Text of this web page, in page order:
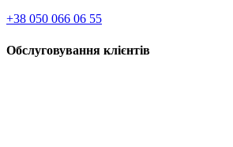
+38 050 066 06 55
Обслуговування клієнтів